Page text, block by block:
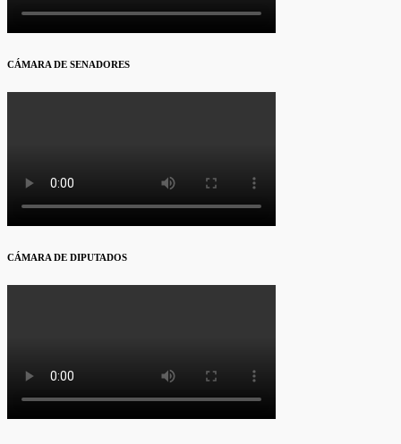
CÁMARA DE SENADORES
CÁMARA DE DIPUTADOS